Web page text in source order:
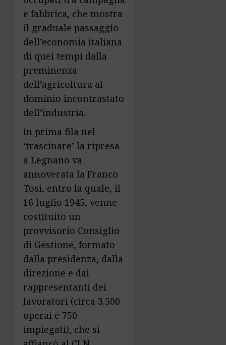
e fabbrica, che mostra
il graduale passaggio
dell’economia italiana
di quei tempi dalla
preminenza
dell’agricoltura al
dominio incontrastato
dell’indu­stria.
In prima fila nel
‘trascinare’ la ripresa
a Legnano va
annoverata la Franco
Tosi, entro la quale, il
16 luglio 1945, venne
costituito un
provvisorio Consiglio
di Gestione, formato
dalla presidenza, dalla
direzione e dai
rappresentanti dei
lavoratori (circa 3.500
operai e 750
impiegati), che si